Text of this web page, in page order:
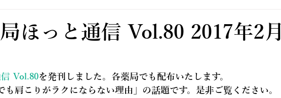
手なつかい方
ほっと通信 Vol.80 2017年2月
Vol.80を発刊しました。各薬局でも配布いたします。
も肩こりがラクにならない理由」の話題です。是非ご覧ください。